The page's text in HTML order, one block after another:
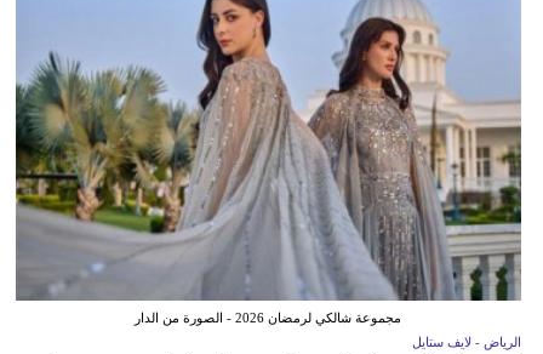
مجموعة شالكي لرمضان 2026 - الصورة من الدار
الرياض - لايف ستايل